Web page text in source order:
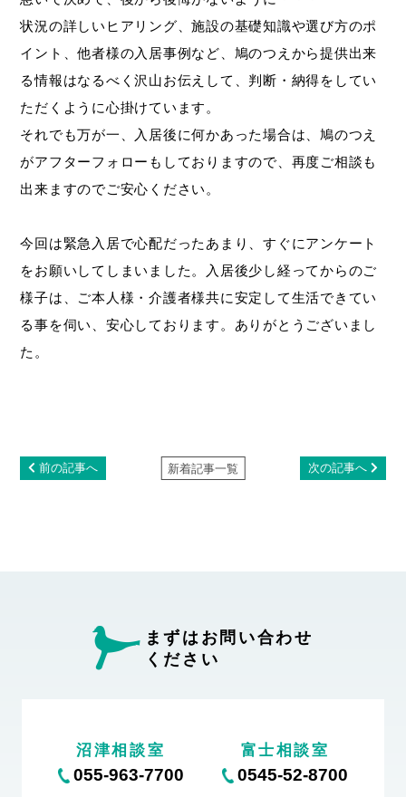
状況の詳しいヒアリング、施設の基礎知識や選び方のポ
イント、他者様の入居事例など、鳩のつえから提供出来
る情報はなるべく沢山お伝えして、判断・納得をしてい
ただくように心掛けています。
それでも万が一、入居後に何かあった場合は、鳩のつえ
がアフターフォローもしておりますので、再度ご相談も
出来ますのでご安心ください。
今回は緊急入居で心配だったあまり、すぐにアンケート
をお願いしてしまいました。入居後少し経ってからのご
様子は、ご本人様・介護者様共に安定して生活できてい
る事を伺い、安心しております。ありがとうございまし
た。
前の記事へ 次の記事へ
新着記事一覧
まずはお問い合わせ
ください
沼津相談室
055-963-7700
富士相談室
0545-52-8700